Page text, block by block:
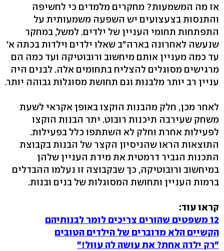
אז מה המשמעות? מחקרים מלמדים כי לחשיפה
והתנסות בצעצועים יש השפעה משמעותית על
התפתחות תחומי העניין של ילדים. למשל, במחקר
שנעשה לאחרונה בארה"ב שאלו ילדים וילדות בכתה א'
עד כמה מעניין אותם מיחשוב ורובוטיקה ועד כמה הם
מרגישים מסוגלים להצליח בתחומים אלה. לבנים היה
עניין רב יותר מלבנות וגם תחושת מסוגלות גבוהה יותר.
לאחר מכן, חלק מהבנות הוקצו באופן אקראי לשעת
משחק שעירבה תיכנות רובוט. יתר הבנות הוקצו
לפעילות אחרת וחלק לא השתתפו כלל בפעילות.
התוצאות הראו שהניסיון הקצר של הבנות בקבוצת
התכנות הגביר דרמטית את מידת העניין שלהן
במיחשוב ורובוטיקה, כך שבקבוצה זו נעלמו ההבדלים
ברמות העניין ותחושת המסוגלות של בנים ובנות.
קראו עוד:
12 משפטים שהורים צריכים לומר לבנותיהם
הקשיים הלא מדוברים של הילדים הטובים
"רק ילדה אחת? את עושה לה עוול!"